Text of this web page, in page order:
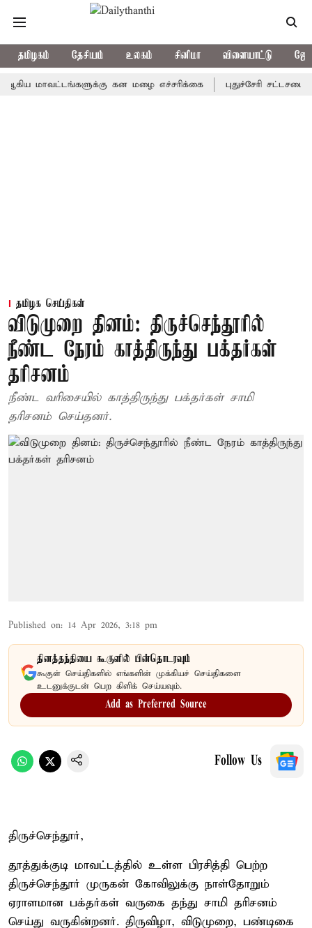
தமிழகம் தேசியம் உலகம் சினிமா விளையாட்டு
மாவட்டங்களுக்கு கன மழை எச்சரிக்கை புதுச்சேரி சட்டசபையில்
தமிழக செய்திகள்
விடுமுறை தினம்: திருச்செந்தூரில்
நீண்ட நேரம் காத்திருந்து பக்தர்கள்
தரிசனம்
நீண்ட வரிசையில் காத்திருந்து பக்தர்கள் சாமி
தரிசனம் செய்தனர்.
Published on: 14 Apr 2026, 3:18 pm
தினத்தந்தியை கூகுளில் பின்தொடரவும்
கூகுள் செய்திகளில் எங்களின் முக்கியச் செய்திகளை
உடனுக்குடன் பெற கிளிக் செய்யவும்.
Add as Preferred Source
Follow Us
திருச்செந்தூர்,
தூத்துக்குடி மாவட்டத்தில் உள்ள பிரசித்தி பெற்ற
திருச்செந்தூர் முருகன் கோவிலுக்கு நாள்தோறும்
ஏராளமான பக்தர்கள் வருகை தந்து சாமி தரிசனம்
செய்து வருகின்றனர். திருவிழா, விடுமுறை, பண்டிகை